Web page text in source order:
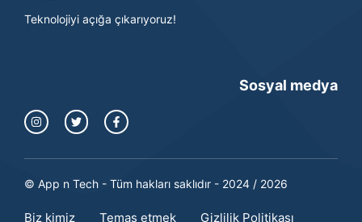
Teknolojiyi açığa çıkarıyoruz!
Sosyal medya
© App n Tech - Tüm hakları saklıdır - 2024 / 2026
Biz kimiz Temas etmek Gizlilik Politikası